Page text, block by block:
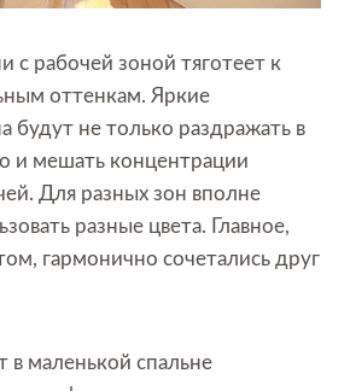
с рабочей зоной тяготеет к
оттенкам. Яркие
будут не только раздражать в
и мешать концентрации
Для разных зон вполне
разные цвета. Главное,
гармонично сочетались друг
в маленькой спальне